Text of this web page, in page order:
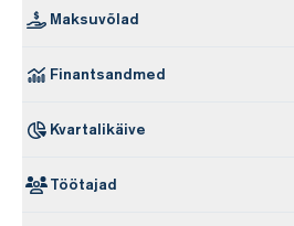
Maksuvõlad
Finantsandmed
Kvartalikäive
Töötajad